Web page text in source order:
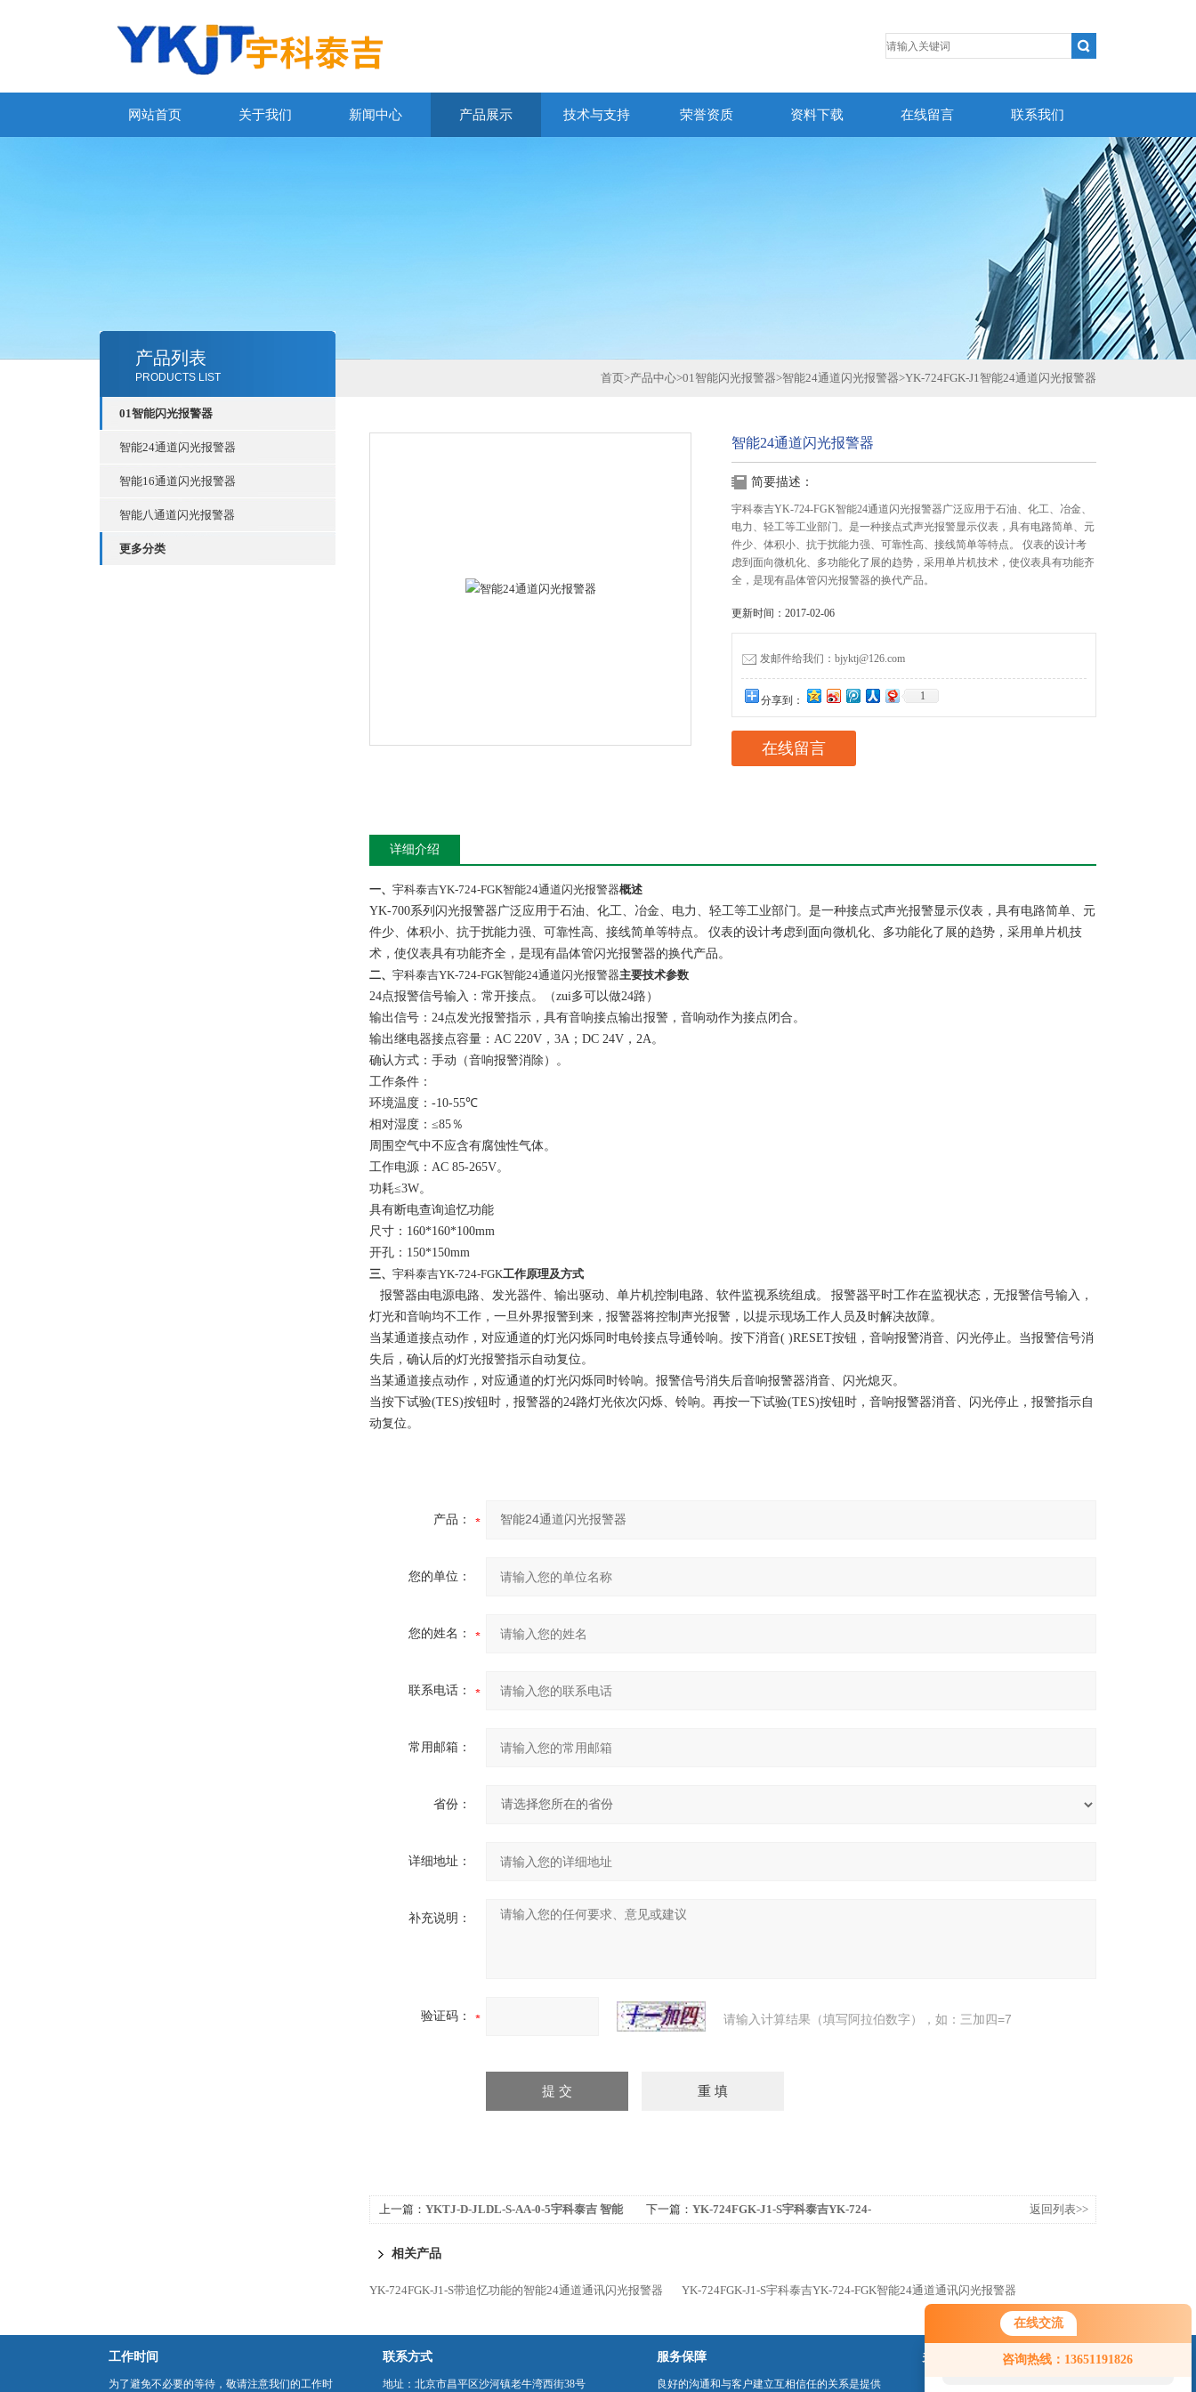
在线交流
咨询热线：13651191826
您好！欢迎前来咨询，很高兴为您
服务，请问您要咨询什么问题呢？
网站首页 关于我们 新闻中心 产品展示 技术与支持 荣誉资质 资料下载 在线留言 联系我们
产品列表
PRODUCTS LIST
01智能闪光报警器
智能24通道闪光报警器
智能16通道闪光报警器
智能八通道闪光报警器
更多分类
首页>产品中心>01智能闪光报警器>智能24通道闪光报警器>YK-724FGK-J1智能24通道闪光报警器
智能24通道闪光报警器
简要描述：
宇科泰吉YK-724-FGK智能24通道闪光报警器广泛应用于石油、化工、冶金、
电力、轻工等工业部门。是一种接点式声光报警显示仪表，具有电路简单、元
件少、体积小、抗于扰能力强、可靠性高、接线简单等特点。 仪表的设计考
虑到面向微机化、多功能化了展的趋势，采用单片机技术，使仪表具有功能齐
全，是现有晶体管闪光报警器的换代产品。
更新时间：2017-02-06
发邮件给我们：bjyktj@126.com
分享到： 1
在线留言
详细介绍
一、 宇科泰吉YK-724-FGK智能24通道闪光报警器概述
YK-700系列闪光报警器广泛应用于石油、化工、冶金、电力、轻工等工业部门。是一种接点式声光报警显示仪表，具有电路简单、元
件少、体积小、抗于扰能力强、可靠性高、接线简单等特点。
仪表的设计考虑到面向微机化、多功能化了展的趋势，采用单片机技
术，使仪表具有功能齐全，是现有晶体管闪光报警器的换代产品。
二、 宇科泰吉YK-724-FGK智能24通道闪光报警器主要技术参数
24点报警信号输入：常开接点。（zui多可以做24路）
输出信号： 24点发光报警指示，具有音响接点输出报警，音响动作为接点闭合。
输出继电器接点容量： AC 220V ， 3A ； DC 24V ， 2A。
确认方式：手动（音响报警消除）。
工作条件：
环境温度： -10-55℃
相对湿度：≤85％
周围空气中不应含有腐蚀性气体。
工作电源： AC 85-265V。
功耗≤3W。
具有断电查询追忆功能
尺寸： 160*160*100mm
开孔： 150*150mm
三、 宇科泰吉YK-724-FGK工作原理及方式
报警器由电源电路、发光器件、输出驱动、单片机控制电路、软件监视系统组成。
报警器平时工作在监视状态，无报警信号输入，
灯光和音响均不工作，一旦外界报警到来，报警器将控制声光报警，以提示现场工作人员及时解决故障。
当某通道接点动作，对应通道的灯光闪烁同时电铃接点导通铃响。按下消音( )RESET按钮，音响报警消音、闪光停止。当报警信号消
失后，确认后的灯光报警指示自动复位。
当某通道接点动作，对应通道的灯光闪烁同时铃响。报警信号消失后音响报警器消音、闪光熄灭。
当按下试验(TES)按钮时，报警器的24路灯光依次闪烁、铃响。再按一下试验(TES)按钮时，音响报警器消音、闪光停止，报警指示自
动复位。
产品：
您的单位：
您的姓名：
联系电话：
常用邮箱：
省份：
详细地址：
补充说明：
验证码： 请输入计算结果（填写阿拉伯数字），如：三加四=7
上一篇： YKTJ-D-JLDL-S-AA-0-5宇科泰吉 智能
下一篇： YK-724FGK-J1-S宇科泰吉YK-724-
返回列表>>
相关产品
YK-724FGK-J1-S带追忆功能的智能24通道通讯闪光报警器 YK-724FGK-J1-S宇科泰吉YK-724-FGK智能24通道通讯闪光报警器
工作时间
为了避免不必要的等待，敬请注意我们的工作时
联系方式
地址：北京市昌平区沙河镇老牛湾西街38号
服务保障
良好的沟通和与客户建立互相信任的关系是提供
关注我们